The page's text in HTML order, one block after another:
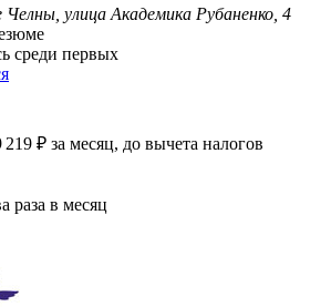
улица Академика Рубаненко, 4
среди первых
219 ₽ за месяц, до вычета налогов
раза в месяц